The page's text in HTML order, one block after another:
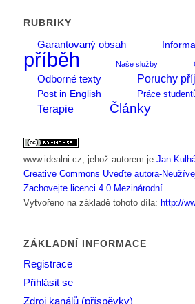
RUBRIKY
Garantovaný obsah
příběh
Naše služby
Odborné texty Poruchy
Post in English Práce
Terapie Články
www.idealni.cz , jehož autorem je Jan
Creative Commons Uveďte autora-
Zachovejte licenci 4.0 Mezinárodní
Vytvořeno na základě tohoto díla: http://
ZÁKLADNÍ INFORMACE
Registrace
Přihlásit se
Zdroj kanálů (příspěvky)